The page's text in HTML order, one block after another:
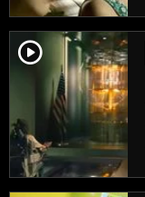
player2